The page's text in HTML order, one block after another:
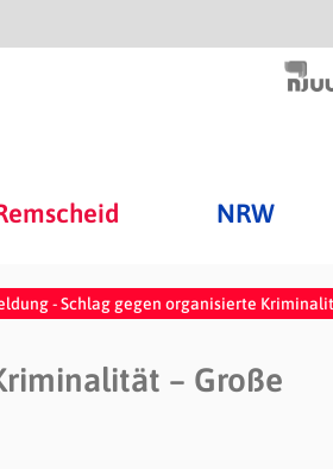
NRW
- Schlag gegen organisierte
– Große